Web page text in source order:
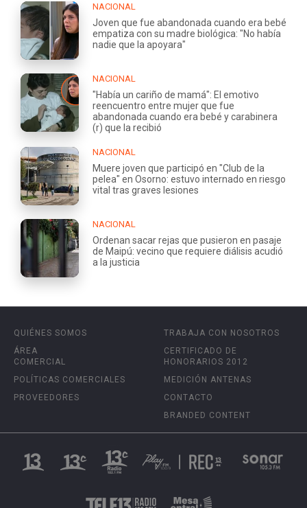
NACIONAL
Joven que fue abandonada cuando era bebé
empatiza con su madre biológica: "No había
nadie que la apoyara"
NACIONAL
"Había un cariño de mamá": El emotivo
reencuentro entre mujer que fue
abandonada cuando era bebé y carabinera
(r) que la recibió
NACIONAL
Muere joven que participó en "Club de la
pelea" en Osorno: estuvo internado en riesgo
vital tras graves lesiones
NACIONAL
Ordenan sacar rejas que pusieron en pasaje
de Maipú: vecino que requiere diálisis acudió
a la justicia
QUIÉNES SOMOS
ÁREA
COMERCIAL
POLÍTICAS COMERCIALES
PROVEEDORES
TRABAJA CON NOSOTROS
CERTIFICADO DE
HONORARIOS 2012
MEDICIÓN ANTENAS
CONTACTO
BRANDED CONTENT